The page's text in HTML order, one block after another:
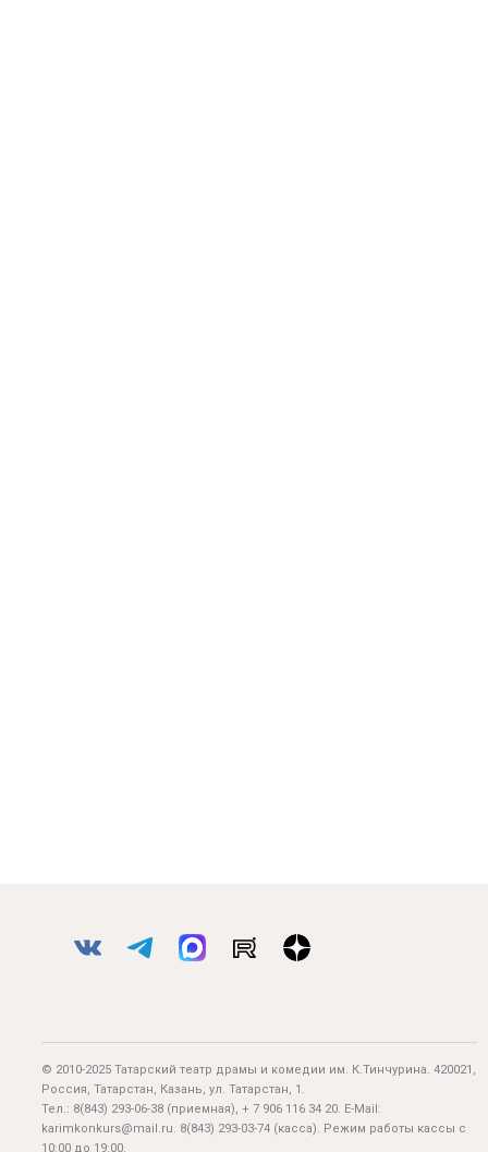
© 2010-2025 Татарский театр драмы и комедии им. К.Тинчурина. 420021,
Россия, Татарстан, Казань, ул. Татарстан, 1.
Тел.: 8(843) 293-06-38 (приемная), + 7 906 116 34 20. E-Mail:
karimkonkurs@mail.ru. 8(843) 293-03-74 (касса). Режим работы кассы с
10:00 до 19:00.